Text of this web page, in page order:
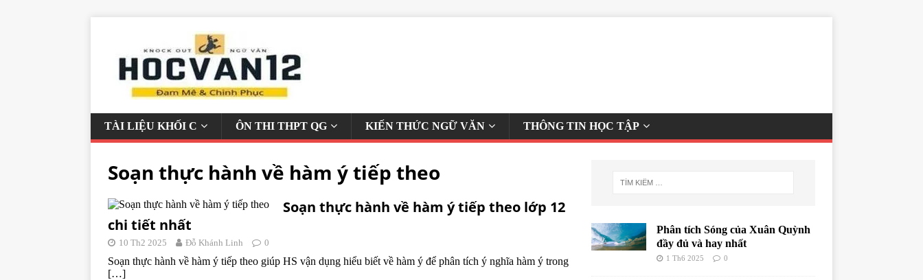
TÀI LIỆU KHỐI C ÔN THI THPT QG KIẾN THỨC NGỮ VĂN THÔNG TIN HỌC TẬP
Soạn thực hành về hàm ý tiếp theo
Soạn thực hành về hàm ý tiếp theo lớp 12
chi tiết nhất
10 Th2 2025 Đỗ Khánh Linh 0
Soạn thực hành về hàm ý tiếp theo giúp HS vận dụng hiểu biết về hàm ý để phân tích ý nghĩa hàm ý trong
[…]
Phân tích Sóng của Xuân Quỳnh
đầy đủ và hay nhất
1 Th6 2025 0